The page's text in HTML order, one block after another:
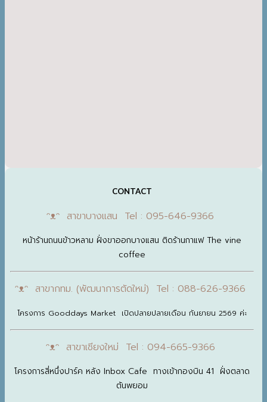
CONTACT
ᵔᴥᵔ สาขาบางแสน Tel : 095-646-9366
หน้าร้านถนนข้าวหลาม ฝั่งขาออกบางแสน ติดร้านกาแฟ The vine
coffee
ᵔᴥᵔ สาขากทม. (พัฒนาการตัดใหม่) Tel : 088-626-9366
โครงการ Gooddays Market เปิดปลายปลายเดือน กันยายน 2569 ค่ะ
ᵔᴥᵔ สาขาเชียงใหม่ Tel : 094-665-9366
โครงการสี่หนึ่งปาร์ค หลัง Inbox Cafe ทางเข้ากองบิน 41 ฝั่งตลาด
ต้นพยอม